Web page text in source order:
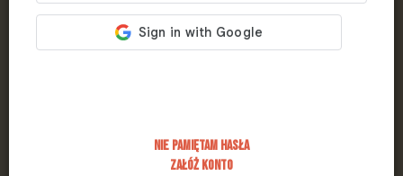
Nie pamiętam hasła
Załóż konto